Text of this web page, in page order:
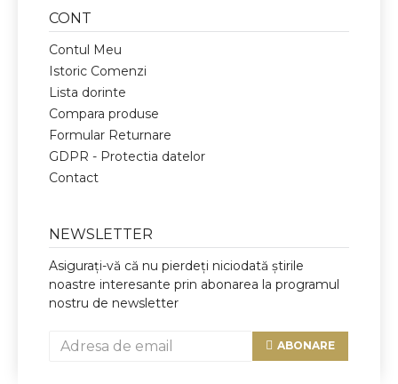
CONT
Contul Meu
Istoric Comenzi
Lista dorinte
Compara produse
Formular Returnare
GDPR - Protectia datelor
Contact
NEWSLETTER
Asigurați-vă că nu pierdeți niciodată știrile
noastre interesante prin abonarea la programul
nostru de newsletter
ABONARE